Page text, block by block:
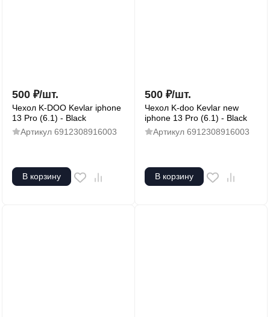
500 ₽/шт.
Чехол K-DOO Kevlar iphone
13 Pro (6.1) - Black
Артикул 6912308916003
В корзину
500 ₽/шт.
Чехол K-doo Kevlar new
iphone 13 Pro (6.1) - Black
Артикул 6912308916003
В корзину